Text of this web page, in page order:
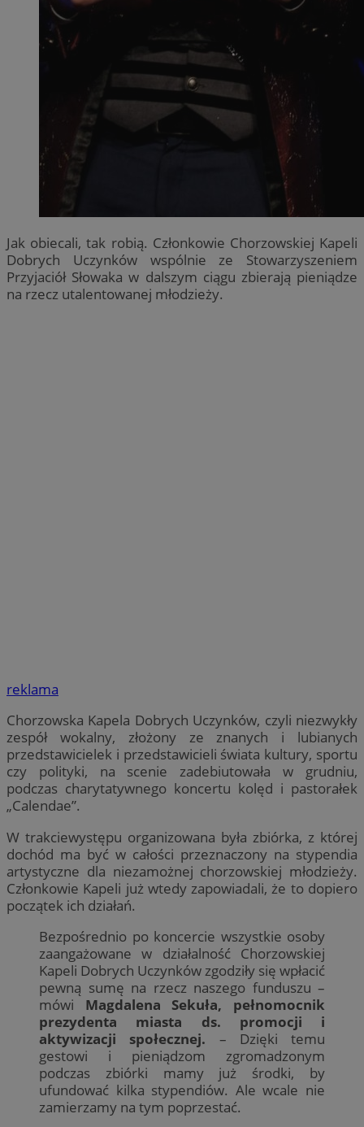
Jak obiecali, tak robią. Członkowie Chorzowskiej Kapeli
Dobrych Uczynków wspólnie ze Stowarzyszeniem
Przyjaciół Słowaka w dalszym ciągu zbierają pieniądze
na rzecz utalentowanej młodzieży.
reklama
Chorzowska Kapela Dobrych Uczynków, czyli niezwykły
zespół wokalny, złożony ze znanych i lubianych
przedstawicielek i przedstawicieli świata kultury, sportu
czy polityki, na scenie zadebiutowała w grudniu,
podczas charytatywnego koncertu kolęd i pastorałek
„Calendae”.
W trakciewystępu organizowana była zbiórka, z której
dochód ma być w całości przeznaczony na stypendia
artystyczne dla niezamożnej chorzowskiej młodzieży.
Członkowie Kapeli już wtedy zapowiadali, że to dopiero
początek ich działań.
Bezpośrednio po koncercie wszystkie osoby
zaangażowane w działalność Chorzowskiej
Kapeli Dobrych Uczynków zgodziły się wpłacić
pewną sumę na rzecz naszego funduszu –
mówi Magdalena Sekuła, pełnomocnik
prezydenta miasta ds. promocji i
aktywizacji społecznej. – Dzięki temu
gestowi i pieniądzom zgromadzonym
podczas zbiórki mamy już środki, by
ufundować kilka stypendiów. Ale wcale nie
zamierzamy na tym poprzestać.